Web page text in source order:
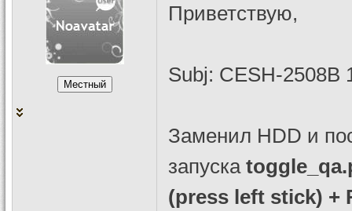
Приветствую,
Subj: CESH-2508B
Заменил HDD и
запуска
(press left stick) +